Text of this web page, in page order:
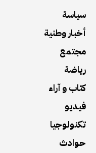
سياسة
أخبار وطنية
مجتمع
رياضة
كتاب و آراء
فيديو
تكنولوجيا
حوادث